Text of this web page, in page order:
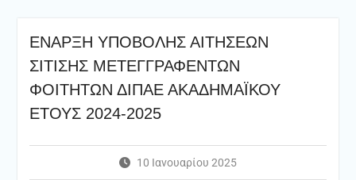
ΕΝΑΡΞΗ ΥΠΟΒΟΛΗΣ ΑΙΤΗΣΕΩΝ
ΣΙΤΙΣΗΣ ΜΕΤΕΓΓΡΑΦΕΝΤΩΝ
ΦΟΙΤΗΤΩΝ ΔΙΠΑΕ ΑΚΑΔΗΜΑΪΚΟΥ
ΕΤΟΥΣ 2024-2025
10 Ιανουαρίου 2025